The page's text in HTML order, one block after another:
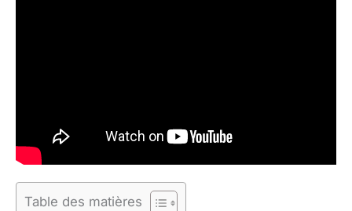
Table des matières